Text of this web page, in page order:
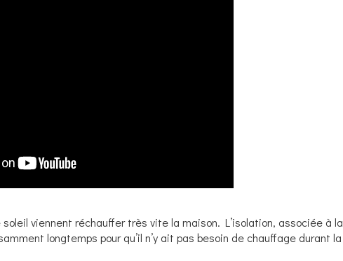
viennent réchauffer très vite la maison. L’isolation, associée à la
longtemps pour qu’il n’y ait pas besoin de chauffage durant la